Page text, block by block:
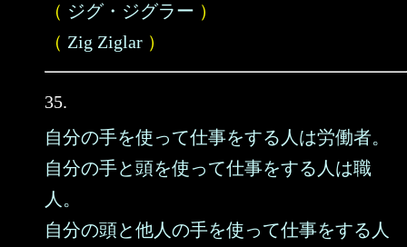
（ ジグ・ジグラー ）
（ Zig Ziglar ）
35.
自分の手を使って仕事をする人は労働者。
自分の手と頭を使って仕事をする人は職
人。
自分の頭と他人の手を使って仕事をする人